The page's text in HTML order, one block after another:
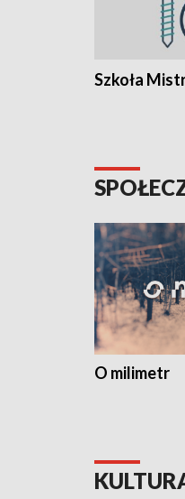
Szkoła
O milimetr